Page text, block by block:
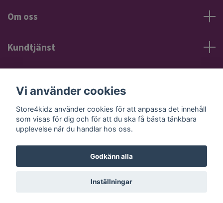
Om oss
Kundtjänst
Sociala medier
© 2026 Store4kidzPowered by Quickbutik
Vi använder cookies
Store4kidz använder cookies för att anpassa det innehåll
som visas för dig och för att du ska få bästa tänkbara
upplevelse när du handlar hos oss.
Godkänn alla
Inställningar